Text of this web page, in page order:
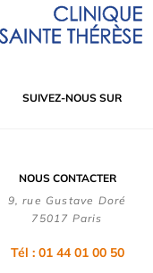
SUIVEZ-NOUS SUR
NOUS CONTACTER
9, rue Gustave Doré
75017 Paris
Tél : 01 44 01 00 50